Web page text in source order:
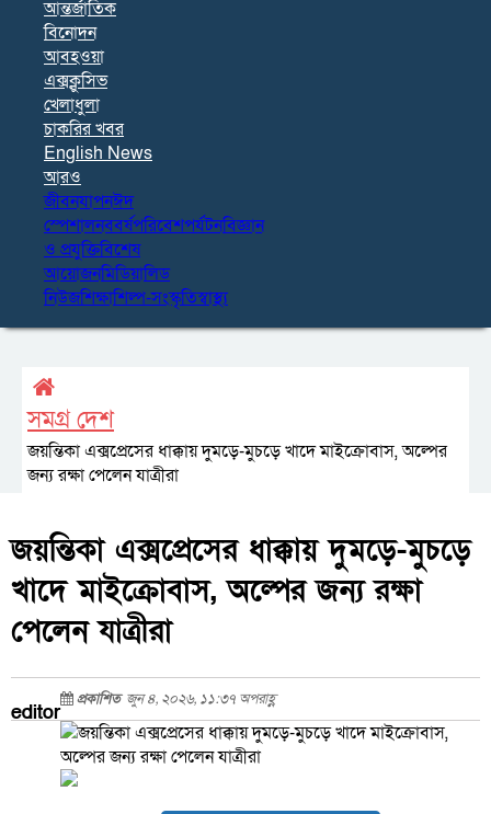
আন্তর্জাতিক
বিনোদন
আবহওয়া
এক্সক্লুসিভ
খেলাধুলা
চাকরির খবর
English News
আরও
জীবনযাপনঈদ
স্পেশালনববর্ষপরিবেশপর্যটনবিজ্ঞান
ও প্রযুক্তিবিশেষ
আয়োজনমিডিয়ালিড
নিউজশিক্ষাশিল্প-সংস্কৃতিস্বাস্থ্য
সমগ্র দেশ
জয়ন্তিকা এক্সপ্রেসের ধাক্কায় দুমড়ে-মুচড়ে খাদে মাইক্রোবাস, অল্পের
জন্য রক্ষা পেলেন যাত্রীরা
জয়ন্তিকা এক্সপ্রেসের ধাক্কায় দুমড়ে-মুচড়ে
খাদে মাইক্রোবাস, অল্পের জন্য রক্ষা
পেলেন যাত্রীরা
editor
প্রকাশিত জুন ৪, ২০২৬, ১১:৩৭ অপরাহ্ণ